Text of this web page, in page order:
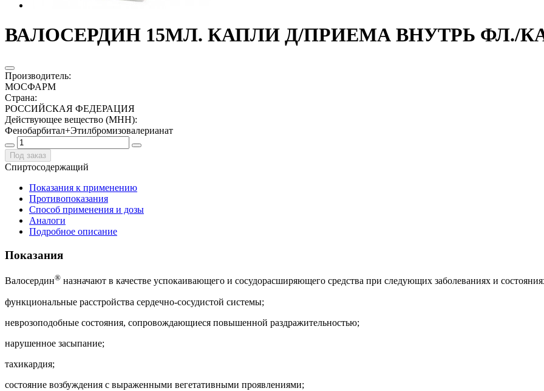
ВАЛОСЕРДИН 15МЛ. КАПЛИ Д/ПРИЕМА ВНУТРЬ ФЛ./
Производитель:
МОСФАРМ
Страна:
РОССИЙСКАЯ ФЕДЕРАЦИЯ
Действующее вещество (МНН):
Фенобарбитал+Этилбромизовалерианат
Под заказ
Спиртосодержащий
Показания к применению
Противопоказания
Способ применения и дозы
Аналоги
Подробное описание
Показания
Валосердин® назначают в качестве успокаивающего и сосудорасширяющего средства при следующих заболеваниях и
функциональные расстройства сердечно-сосудистой системы;
неврозоподобные состояния, сопровождающиеся повышенной раздражительностью;
нарушенное засыпание;
тахикардия;
состояние возбуждения с выраженными вегетативными проявлениями;